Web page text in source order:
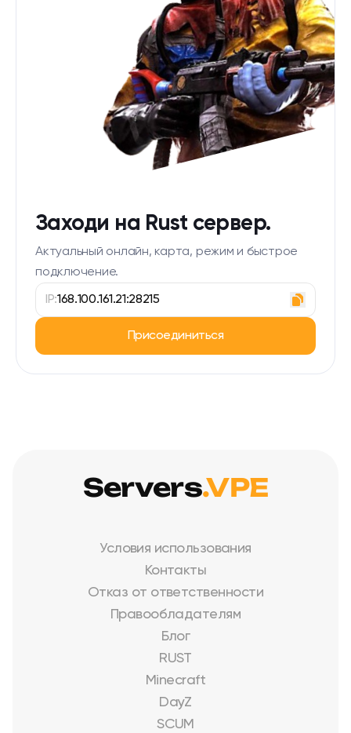
Заходи на Rust сервер.
Актуальный онлайн, карта, режим и быстрое
подключение.
IP:168.100.161.21:28215
Присоединиться
Условия использования
Контакты
Отказ от ответственности
Правообладателям
Блог
RUST
Minecraft
DayZ
SCUM
Servers.VPE